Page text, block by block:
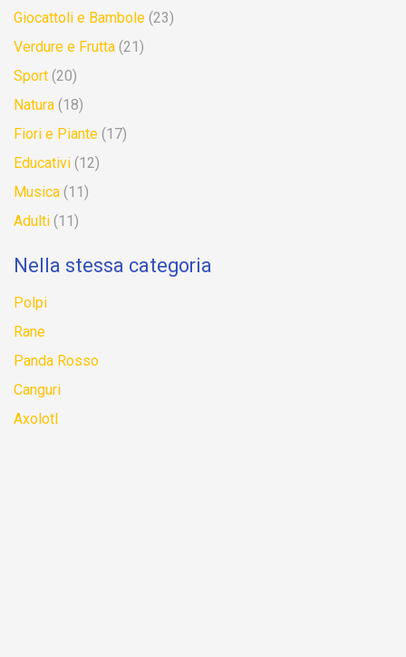
Giocattoli e Bambole (23)
Verdure e Frutta (21)
Sport (20)
Natura (18)
Fiori e Piante (17)
Educativi (12)
Musica (11)
Adulti (11)
Nella stessa categoria
Polpi
Rane
Panda Rosso
Canguri
Axolotl